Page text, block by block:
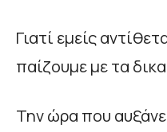
Γιατί εμείς
παίζουμε με τα
Την ώρα που